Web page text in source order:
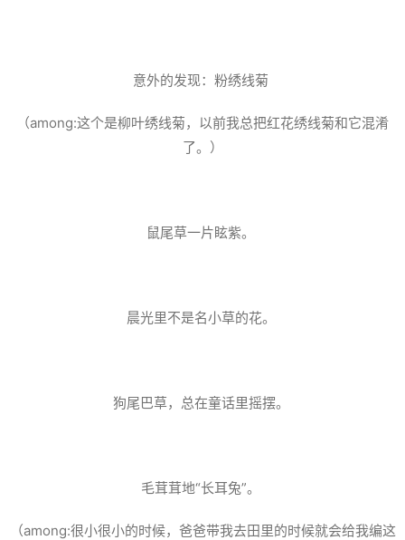
意外的发现：粉绣线菊
（among:这个是柳叶绣线菊，以前我总把红花绣线菊和它混淆
了。）
鼠尾草一片眩紫。
晨光里不是名小草的花。
狗尾巴草，总在童话里摇摆。
毛茸茸地“长耳兔”。
（among:很小很小的时候，爸爸带我去田里的时候就会给我编这